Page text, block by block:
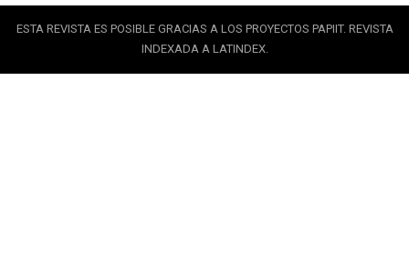
ESTA REVISTA ES POSIBLE GRACIAS A LOS PROYECTOS PAPIIT. REVISTA
INDEXADA A LATINDEX.